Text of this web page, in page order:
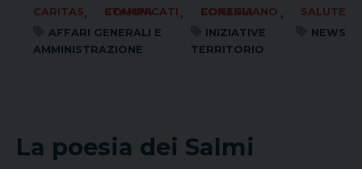
CARITAS, COMUNICATI STAMPA , FORANIA CONEGLIANO ,
SALUTE
AFFARI GENERALI E
AMMINISTRAZIONE
INIZIATIVE
TERRITORIO
NEWS
La poesia dei Salmi